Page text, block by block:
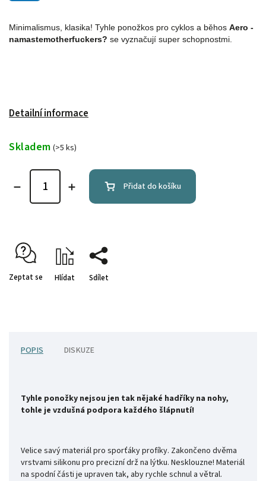
Minimalismus, klasika! Tyhle ponožkos pro cyklos a běhos Aero -
namastemotherfuckers? se vyznačují super schopnostmi.
Detailní informace
Skladem (>5 ks)
Přidat do košíku
Zeptat se Hlídat Sdílet
POPIS DISKUZE
Tyhle ponožky nejsou jen tak nějaké hadříky na nohy,
tohle je vzdušná podpora každého šlápnutí!
Velice savý materiál pro sporťáky profíky. Zakončeno dvěma
vrstvami silikonu pro precizní drž na lýtku. Nesklouzne! Materiál
na spodní části je upraven tak, aby rychle schnul a větral.